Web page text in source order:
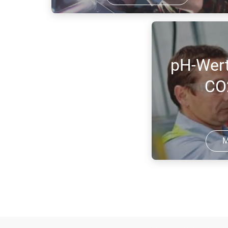
Wolfram-Inertgas-Schweißen – kurz
WIG-Schweißen – zeichnet sich durch
eine besonders saubere Verarbeitung,
hohe Nahtqualitäten sowie eine fast
universelle Anwendbarkeit im Bereich
pH-